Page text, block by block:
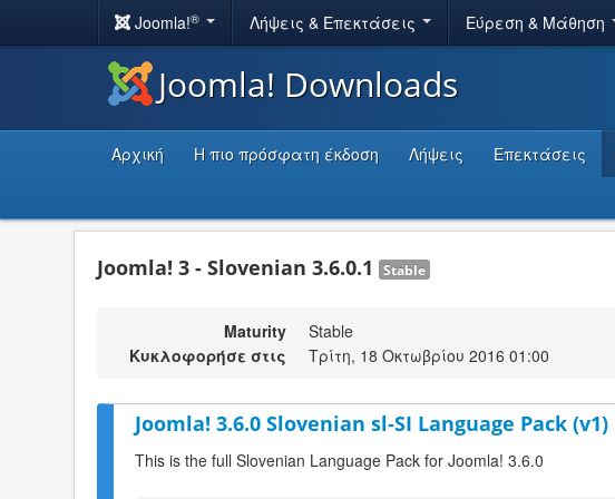
Joomla!® Λήψεις & Επεκτάσεις Εύρεση & Μάθηση
Joomla! Downloads
Αρχική Η πιο πρόσφατη έκδοση Λήψεις Επεκτάσεις
Joomla! 3 - Slovenian 3.6.0.1 Stable
Maturity
Stable
Κυκλοφορήσε στις
Τρίτη, 18 Οκτωβρίου 2016 01:00
Joomla! 3.6.0 Slovenian sl-SI Language Pack (v1)
This is the full Slovenian Language Pack for Joomla! 3.6.0